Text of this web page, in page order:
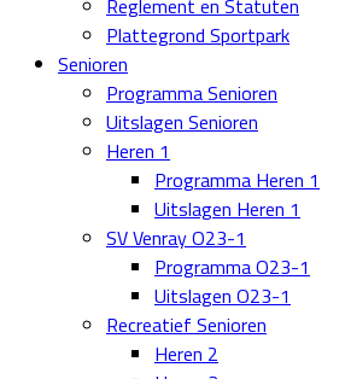
Reglement en Statuten
Plattegrond Sportpark
Senioren
Programma Senioren
Uitslagen Senioren
Heren 1
Programma Heren 1
Uitslagen Heren 1
SV Venray O23-1
Programma O23-1
Uitslagen O23-1
Recreatief Senioren
Heren 2